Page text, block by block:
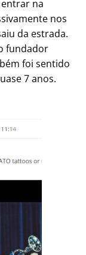
na
nos
da estrada.
fundador
foi sentido
7 anos.